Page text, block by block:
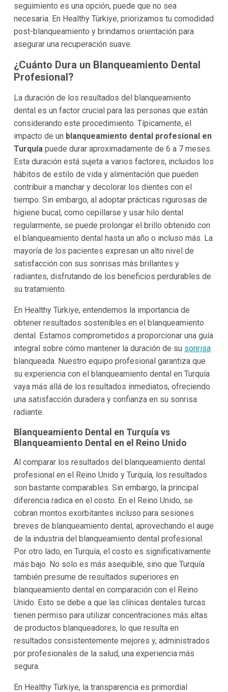
seguimiento es una opción, puede que no sea
necesaria. En Healthy Türkiye, priorizamos tu comodidad
post-blanqueamiento y brindamos orientación para
asegurar una recuperación suave.
¿Cuánto Dura un Blanqueamiento Dental
Profesional?
La duración de los resultados del blanqueamiento
dental es un factor crucial para las personas que están
considerando este procedimiento. Típicamente, el
impacto de un blanqueamiento dental profesional en
Turquía puede durar aproximadamente de 6 a 7 meses.
Esta duración está sujeta a varios factores, incluidos los
hábitos de estilo de vida y alimentación que pueden
contribuir a manchar y decolorar los dientes con el
tiempo. Sin embargo, al adoptar prácticas rigurosas de
higiene bucal, como cepillarse y usar hilo dental
regularmente, se puede prolongar el brillo obtenido con
el blanqueamiento dental hasta un año o incluso más. La
mayoría de los pacientes expresan un alto nivel de
satisfacción con sus sonrisas más brillantes y
radiantes, disfrutando de los beneficios perdurables de
su tratamiento.
En Healthy Türkiye, entendemos la importancia de
obtener resultados sostenibles en el blanqueamiento
dental. Estamos comprometidos a proporcionar una guía
integral sobre cómo mantener la duración de su sonrisa
blanqueada. Nuestro equipo profesional garantiza que
su experiencia con el blanqueamiento dental en Turquía
vaya más allá de los resultados inmediatos, ofreciendo
una satisfacción duradera y confianza en su sonrisa
radiante.
Blanqueamiento Dental en Turquía vs
Blanqueamiento Dental en el Reino Unido
Al comparar los resultados del blanqueamiento dental
profesional en el Reino Unido y Turquía, los resultados
son bastante comparables. Sin embargo, la principal
diferencia radica en el costo. En el Reino Unido, se
cobran montos exorbitantes incluso para sesiones
breves de blanqueamiento dental, aprovechando el auge
de la industria del blanqueamiento dental profesional.
Por otro lado, en Turquía, el costo es significativamente
más bajo. No solo es más asequible, sino que Turquía
también presume de resultados superiores en
blanqueamiento dental en comparación con el Reino
Unido. Esto se debe a que las clínicas dentales turcas
tienen permiso para utilizar concentraciones más altas
de productos blanqueadores, lo que resulta en
resultados consistentemente mejores y, administrados
por profesionales de la salud, una experiencia más
segura.
En Healthy Türkiye, la transparencia es primordial